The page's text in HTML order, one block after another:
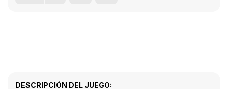
DESCRIPCIÓN DEL JUEGO: